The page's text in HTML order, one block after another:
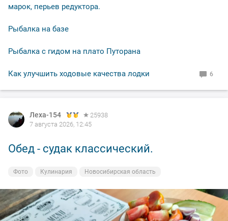
марок, перьев редуктора.
Рыбалка на базе
Рыбалка с гидом на плато Путорана
Как улучшить ходовые качества лодки 6
Леха-154
25938
7 августа 2026, 12:45
Обед - судак классический.
Фото Кулинария Новосибирская область
Леха-154
25938
7 августа 2026, 00:14
Вечерка.
Фото На рыбалке Новосибирская область